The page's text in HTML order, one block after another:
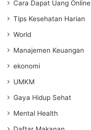
Cara Dapat Uang Online
Tips Kesehatan Harian
World
Manajemen Keuangan
ekonomi
UMKM
Gaya Hidup Sehat
Mental Health